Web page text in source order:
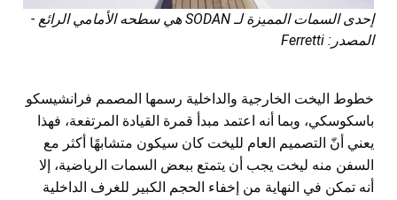
إحدى السمات المميزة لـ SODAN هي سطحه الأمامي الرائع -
المصدر: Ferretti
خطوط اليخت الخارجية والداخلية رسمها المصمم فرانشيسكو
باسكوسكي، وبما أنه اعتمد مبدأ قمرة القيادة المرتفعة، فهذا
يعني أنّ التصميم العام لليخت كان سيكون متشابهًا أكثر مع
السفن منه ليخت يجب أن يتمتع ببعض السمات الرياضية، إلا
أنه تمكن في النهاية من إخفاء الحجم الكبير للغرف الداخلية